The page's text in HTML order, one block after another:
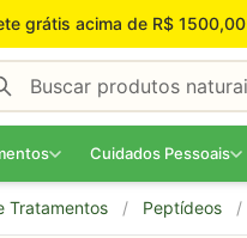
grátis acima de R$ 1500,00
Cuidados Pessoais
Tratamentos / Peptídeos /